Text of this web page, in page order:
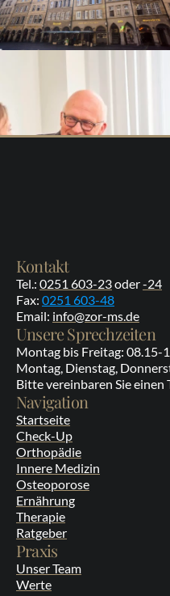
Kontakt
Tel.: 0251 603-23 oder -24
Fax: 0251 603-48
Email: info@zor-ms.de
Unsere Sprechzeiten
Montag bis Freitag: 08.15-
Montag, Dienstag,
Bitte vereinbaren Sie einen
Navigation
Startseite
Check-Up
Orthopädie
Innere Medizin
Osteoporose
Ernährung
Therapie
Ratgeber
Praxis
Unser Team
Werte